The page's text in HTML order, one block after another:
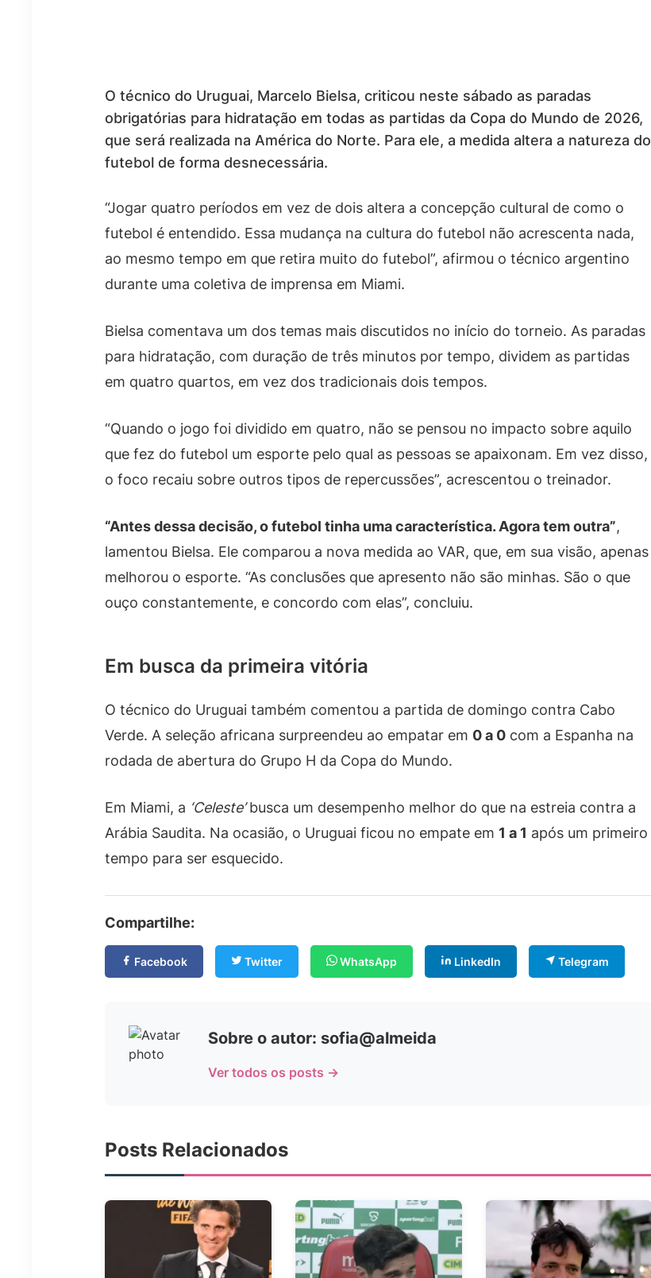
O técnico do Uruguai, Marcelo Bielsa, criticou neste sábado as paradas
obrigatórias para hidratação em todas as partidas da Copa do Mundo de 2026,
que será realizada na América do Norte. Para ele, a medida altera a natureza do
futebol de forma desnecessária.
“Jogar quatro períodos em vez de dois altera a concepção cultural de como o
futebol é entendido. Essa mudança na cultura do futebol não acrescenta nada,
ao mesmo tempo em que retira muito do futebol”, afirmou o técnico argentino
durante uma coletiva de imprensa em Miami.
Bielsa comentava um dos temas mais discutidos no início do torneio. As paradas
para hidratação, com duração de três minutos por tempo, dividem as partidas
em quatro quartos, em vez dos tradicionais dois tempos.
“Quando o jogo foi dividido em quatro, não se pensou no impacto sobre aquilo
que fez do futebol um esporte pelo qual as pessoas se apaixonam. Em vez disso,
o foco recaiu sobre outros tipos de repercussões”, acrescentou o treinador.
“Antes dessa decisão, o futebol tinha uma característica. Agora tem outra”,
lamentou Bielsa. Ele comparou a nova medida ao VAR, que, em sua visão, apenas
melhorou o esporte. “As conclusões que apresento não são minhas. São o que
ouço constantemente, e concordo com elas”, concluiu.
Em busca da primeira vitória
O técnico do Uruguai também comentou a partida de domingo contra Cabo
Verde. A seleção africana surpreendeu ao empatar em 0 a 0 com a Espanha na
rodada de abertura do Grupo H da Copa do Mundo.
Em Miami, a ‘Celeste’busca um desempenho melhor do que na estreia contra a
Arábia Saudita. Na ocasião, o Uruguai ficou no empate em 1 a 1 após um primeiro
tempo para ser esquecido.
Compartilhe:
Facebook Twitter WhatsApp LinkedIn Telegram
Sobre o autor: sofia@almeida
Ver todos os posts →
Posts Relacionados